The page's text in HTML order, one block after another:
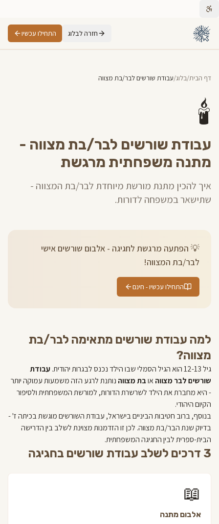
חזרה לבלוג התחילו עכשיו
דף הבית/בלוג/עבודת שורשים לבר/בת מצווה
🕯️
עבודת שורשים לבר/בת מצווה -
מתנה משפחתית מרגשת
איך להכין מתנת מורשת מיוחדת לבר/בת המצווה -
שתישאר במשפחה לדורות.
💡 הפתעה מרגשת לחגיגה - אלבום שורשים אישי
לבר/בת המצווה!
התחילו עכשיו - חינם
למה עבודת שורשים מתאימה לבר/בת
מצווה?
גיל 12-13 הוא הגיל הסמלי שבו הילד נכנס לבגרות יהודית.
עבודת
שורשים לבר מצווהאובת מצווה נותנת לרגע הזה משמעות עמוקה יותר
- היא מחברת את הילד לשרשרת הדורות, למורשת המשפחתית ולסיפור
הקיום היהודי.
בנוסף, ברוב חטיבות הביניים בישראל, עבודת השורשים מוגשת בכיתה ז' -
בדיוק שנת הבר/בת מצווה. לכן זו הזדמנות מצוינת לשלב בין הדרישה
הבית-ספרית לבין החגיגה המשפחתית.
3 דרכים לשלב עבודת שורשים בחגיגה
📖
אלבום מתנה